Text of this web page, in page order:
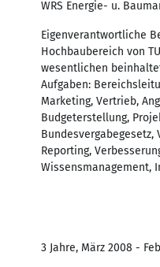
WRS Energie- u.
Eigenverantwortliche
Hochbaubereich von
wesentlichen
Aufgaben:
Marketing, Vertrieb,
Budgeterstellung,
Bundesvergabegesetz,
Reporting,
Wissensmanagement,
3 Jahre, März 2008 -